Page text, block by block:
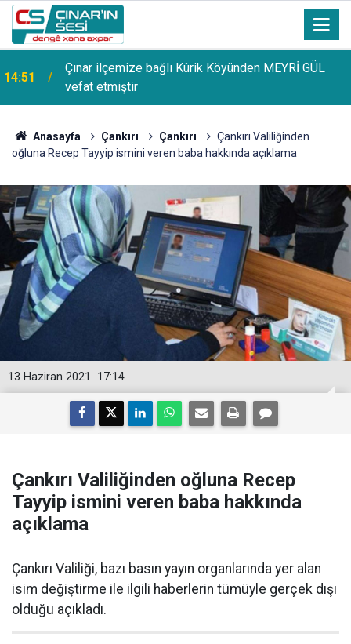
14:44
Uzmanından güneşten korunma uyarısı: Güneş
lekelerinin yanı sıra bazı cilt kanserlerine de yol
açabilir
Anasayfa Çankırı Çankırı
Çankırı Valiliğinden
oğluna Recep Tayyip ismini veren baba hakkında açıklama
17:14
13 Haziran 2021
Çankırı Valiliğinden oğluna Recep
Tayyip ismini veren baba hakkında
açıklama
Çankırı Valiliği, bazı basın yayın organlarında yer alan
isim değiştirme ile ilgili haberlerin tümüyle gerçek dışı
olduğu açıkladı.